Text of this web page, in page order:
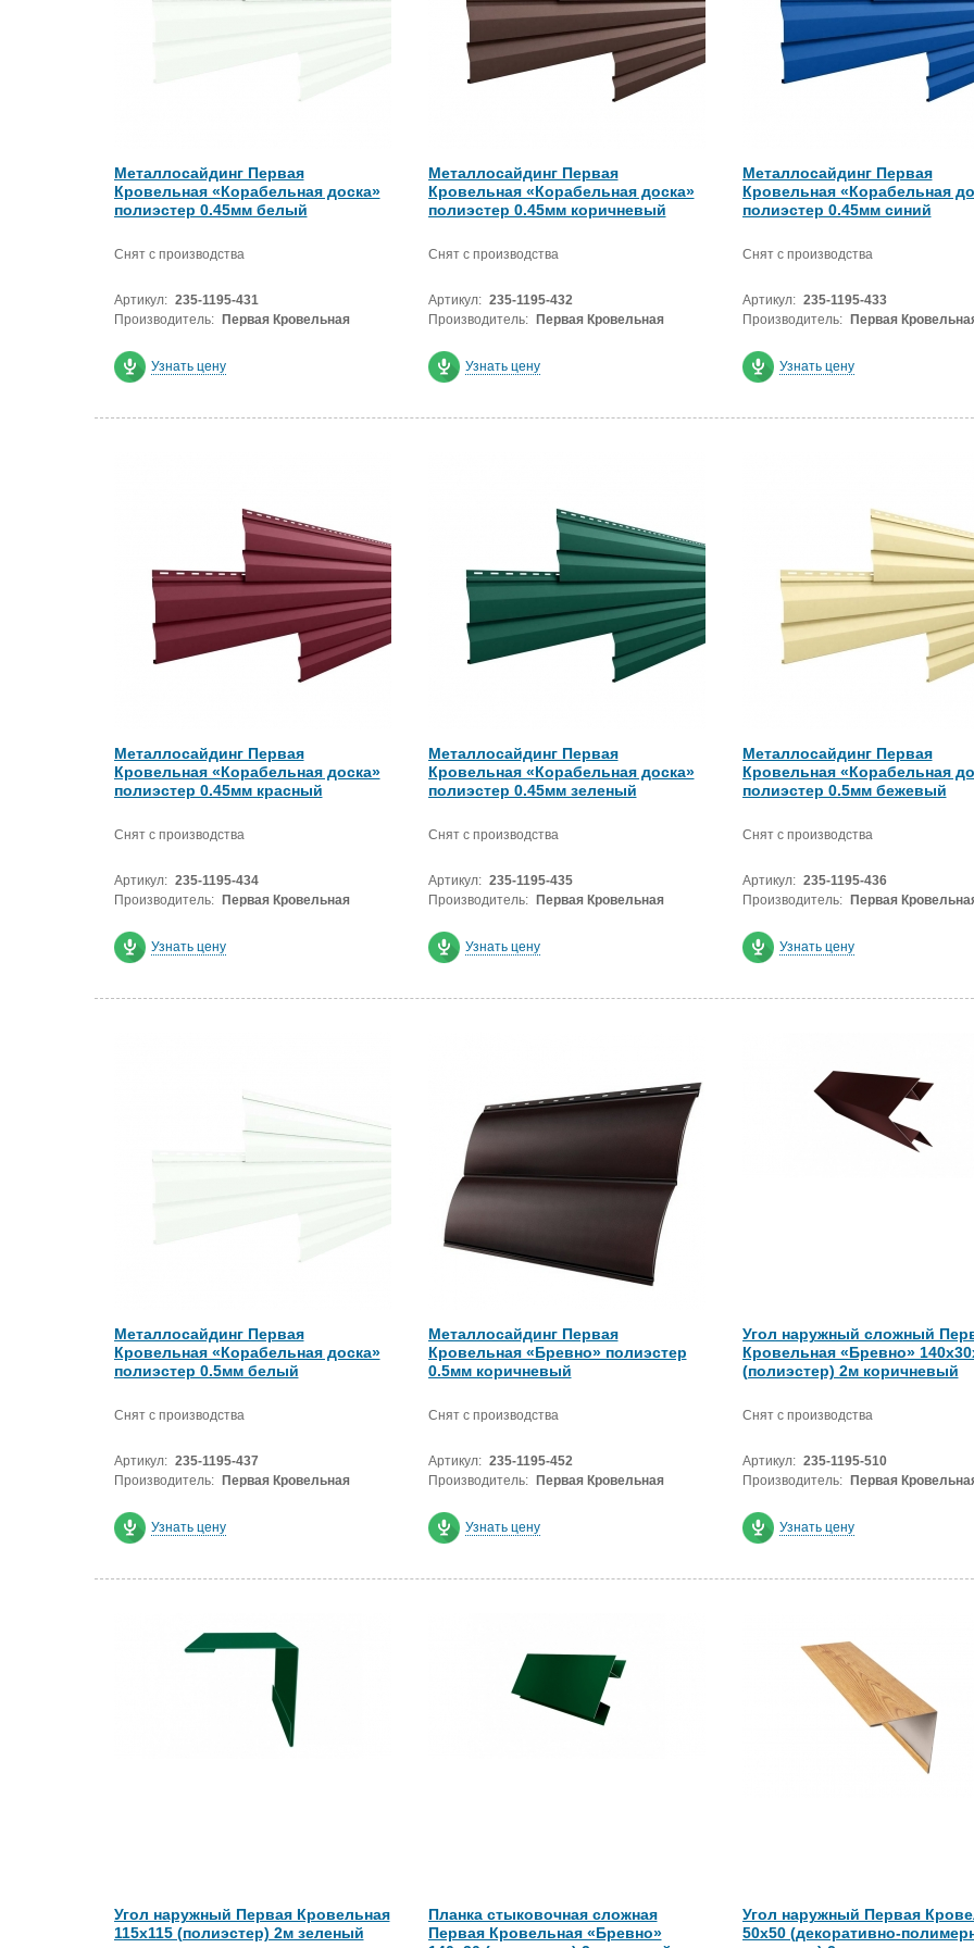
Металлосайдинг Первая
Кровельная «Корабельная доска»
полиэстер 0.45мм белый
Снят с производства
Артикул: 235-1195-431
Производитель:
Первая Кровельная
Узнать цену
Металлосайдинг Первая
Кровельная «Корабельная доска»
полиэстер 0.45мм коричневый
Снят с производства
Артикул: 235-1195-432
Производитель:
Первая Кровельная
Узнать цену
Металлосайдинг Первая
Кровельная «Корабельная
полиэстер 0.45мм синий
Снят с производства
Артикул: 235-1195-433
Производитель:
Первая
Узнать цену
Металлосайдинг Первая
Кровельная «Корабельная доска»
полиэстер 0.45мм красный
Снят с производства
Артикул: 235-1195-434
Производитель:
Первая Кровельная
Узнать цену
Металлосайдинг Первая
Кровельная «Корабельная доска»
полиэстер 0.45мм зеленый
Снят с производства
Артикул: 235-1195-435
Производитель:
Первая Кровельная
Узнать цену
Металлосайдинг Первая
Кровельная «Корабельная
полиэстер 0.5мм бежевый
Снят с производства
Артикул: 235-1195-436
Производитель:
Первая
Узнать цену
Металлосайдинг Первая
Кровельная «Корабельная доска»
полиэстер 0.5мм белый
Снят с производства
Артикул: 235-1195-437
Производитель:
Первая Кровельная
Узнать цену
Металлосайдинг Первая
Кровельная «Бревно» полиэстер
0.5мм коричневый
Снят с производства
Артикул: 235-1195-452
Производитель:
Первая Кровельная
Узнать цену
Угол наружный сложный
Кровельная «Бревно»
(полиэстер) 2м коричневый
Снят с производства
Артикул: 235-1195-510
Производитель:
Первая
Узнать цену
Угол наружный Первая Кровельная
115х115 (полиэстер) 2м зеленый
Планка стыковочная сложная
Первая Кровельная «Бревно»
Угол наружный Первая
50х50 (декоративно-